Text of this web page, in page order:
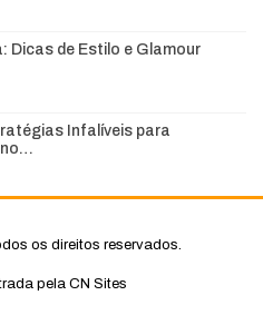
Dicas de Estilo e Glamour
Infalíveis para
no…
os direitos reservados.
pela CN Sites